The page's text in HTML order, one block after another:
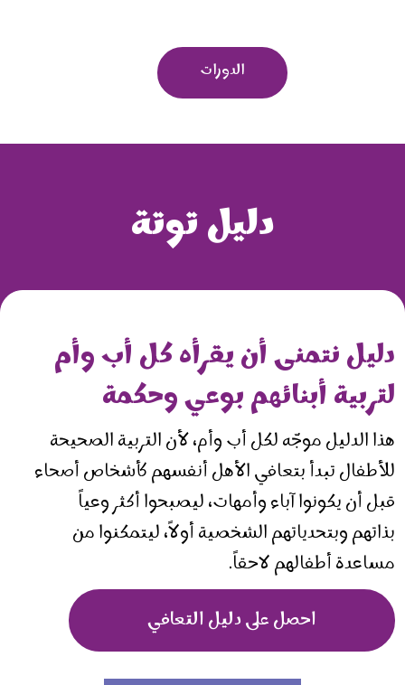
الدورات
دليل توتة
دليل نتمنى أن يقرأه كل أب وأم
لتربية أبنائهم بوعي وحكمة
هذا الدليل موجّه لكل أب وأم، لأن التربية الصحيحة
للأطفال تبدأ بتعافي الأهل أنفسهم كأشخاص أصحاء
قبل أن يكونوا آباء وأمهات، ليصبحوا أكثر وعياً
بذاتهم وبتحدياتهم الشخصية أولاً، ليتمكنوا من
مساعدة أطفالهم لاحقاً.
احصل على دليل التعافي